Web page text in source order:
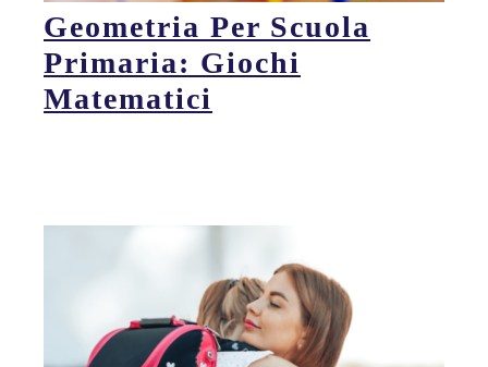
Geometria Per Scuola
Primaria: Giochi
Matematici